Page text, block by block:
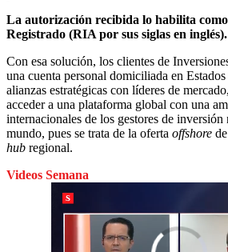
La autorización recibida lo habilita
Registrado (RIA por sus siglas en inglés).
Con esa solución, los clientes de
una cuenta personal domiciliada en
alianzas estratégicas con líderes de
acceder a una plataforma global con una
internacionales de los gestores de inversión
mundo, pues se trata de la oferta offshore
hub regional.
Videos Semana